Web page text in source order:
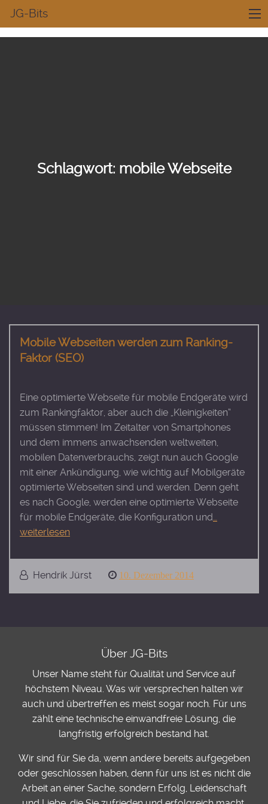
JG-Bits
Schlagwort: mobile Webseite
Mobile Webseiten werden zum Ranking-
Faktor (SEO)
Eine optimierte Webseite für mobile Endgeräte wird
zum Rankingfaktor, aber auch die „Kleinigkeiten“
müssen stimmen! Im Zeitalter von Smartphones
und dem immens anwachsenden weltweiten,
mobilen Datenverbrauchs, zeigt nun auch Google
mit einer Ankündigung, wie wichtig auf Mobilgeräte
optimierte Webseiten sind und werden. Denn geht
es nach Google, werden eine optimierte Webseite
für mobile Endgeräte, die Konfiguration und
weiterlesen
Hendrik Jürst
Posted
10. Dezember 2014
Über JG-Bits
Unser Name steht für Qualität und Service auf
höchstem Niveau. Was wir versprechen halten wir
auch und übertreffen es meist sogar noch. Für uns
zählt eine technische einwandfreie Lösung, die
langfristig erfolgreich bestand hat.
Wir sind für Sie da, wenn andere bereits aufgegeben
oder geschlossen haben, denn für uns ist es nicht die
Arbeit an einer Sache, sondern Erfolg, Leidenschaft